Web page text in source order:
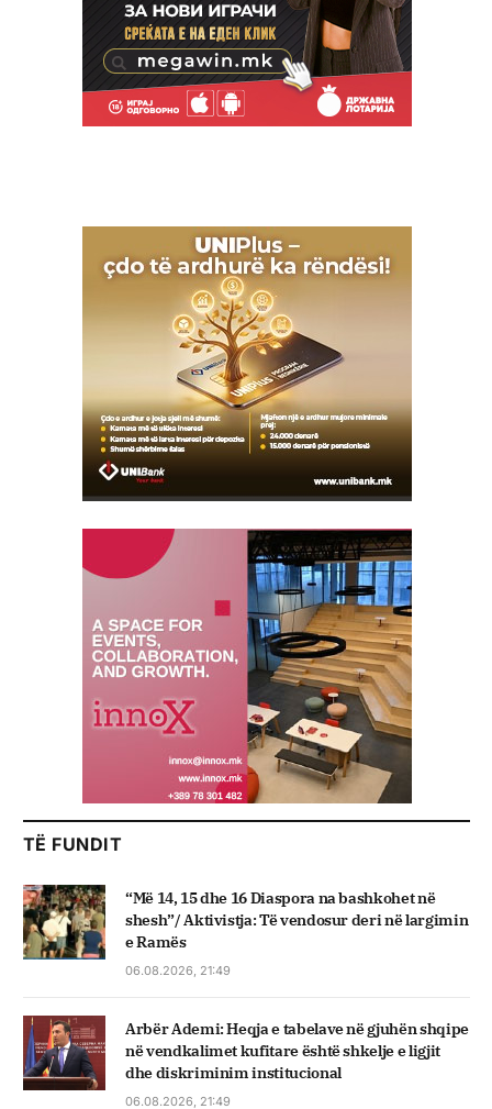
TË FUNDIT
“Më 14, 15 dhe 16 Diaspora na bashkohet në
shesh”/ Aktivistja: Të vendosur deri në largimin
e Ramës
06.08.2026, 21:49
Arbër Ademi: Heqja e tabelave në gjuhën shqipe
në vendkalimet kufitare është shkelje e ligjit
dhe diskriminim institucional
06.08.2026, 21:49